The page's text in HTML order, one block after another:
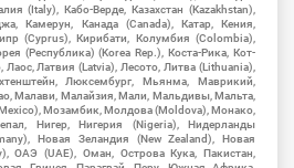
(Italy), Кабо-Верде, Казахстан (Kazakhstan),
Камерун, Канада (Canada), Катар, Кения,
(Cyprus), Кирибати, Колумбия (Colombia),
(Республика) (Korea Rep.), Коста-Рика, Кот-
Лаос, Латвия (Latvia), Лесото, Литва (Lithuania),
Люксембург, Мьянма, Маврикий,
Малави, Малайзия, Мали, Мальдивы, Мальта,
Мозамбик, Молдова (Moldova), Монако,
Нигер, Нигерия (Nigeria), Нидерланды
Новая Зеландия (New Zealand), Новая
ОАЭ (UAE), Оман, Острова Кука, Пакистан,